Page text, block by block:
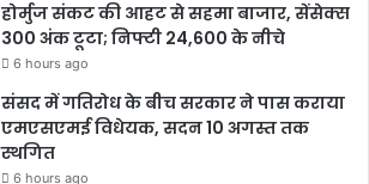
होर्मुज संकट की आहट से सहमा बाजार, सेंसेक्स
300 अंक टूटा; निफ्टी 24,600 के नीचे
6 hours ago
संसद में गतिरोध के बीच सरकार ने पास कराया
एमएसएमई विधेयक, सदन 10 अगस्त तक
स्थगित
6 hours ago